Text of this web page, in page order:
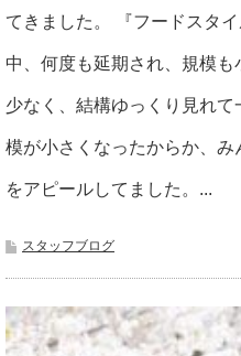
てきました。 『フードスタ
中、何度も延期され、規模
少なく、結構ゆっくり見れ
模が小さくなったからか、
をアピールしてました。...
スタッフブログ